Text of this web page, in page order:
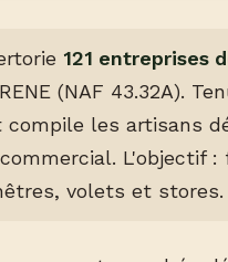
121 entreprises
(NAF 43.32A).
compile les artisans
L'objectif
volets et stores.